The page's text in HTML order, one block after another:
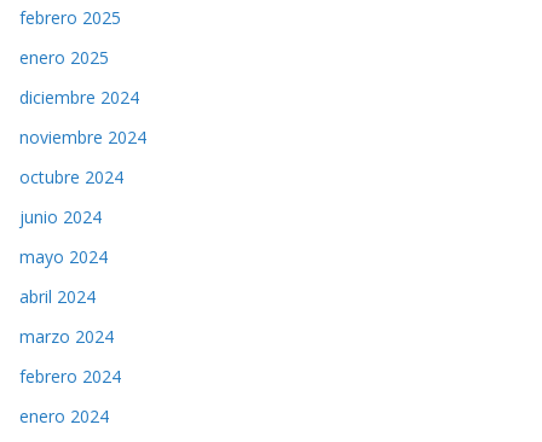
febrero 2025
enero 2025
diciembre 2024
noviembre 2024
octubre 2024
junio 2024
mayo 2024
abril 2024
marzo 2024
febrero 2024
enero 2024